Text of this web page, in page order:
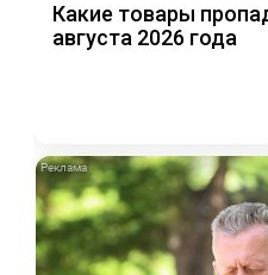
Какие товары
августа 2026 года